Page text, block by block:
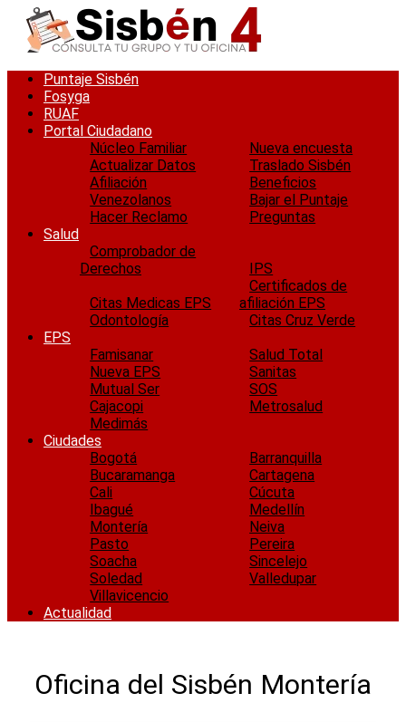
Saltar
contenido
Puntaje Sisbén
Fosyga
RUAF
Portal Ciudadano
Núcleo Familiar
Nueva encuesta
Actualizar Datos
Traslado Sisbén
Afiliación
Beneficios
Venezolanos
Bajar el Puntaje
Hacer Reclamo
Preguntas
Salud
Comprobador de
Derechos
IPS
Citas Medicas EPS
Certificados de
afiliación EPS
Odontología
Citas Cruz Verde
EPS
Famisanar
Salud Total
Nueva EPS
Sanitas
Mutual Ser
SOS
Cajacopi
Metrosalud
Medimás
Ciudades
Bogotá
Barranquilla
Bucaramanga
Cartagena
Cali
Cúcuta
Ibagué
Medellín
Montería
Neiva
Pasto
Pereira
Soacha
Sincelejo
Soledad
Valledupar
Villavicencio
Actualidad
Oficina del Sisbén Montería